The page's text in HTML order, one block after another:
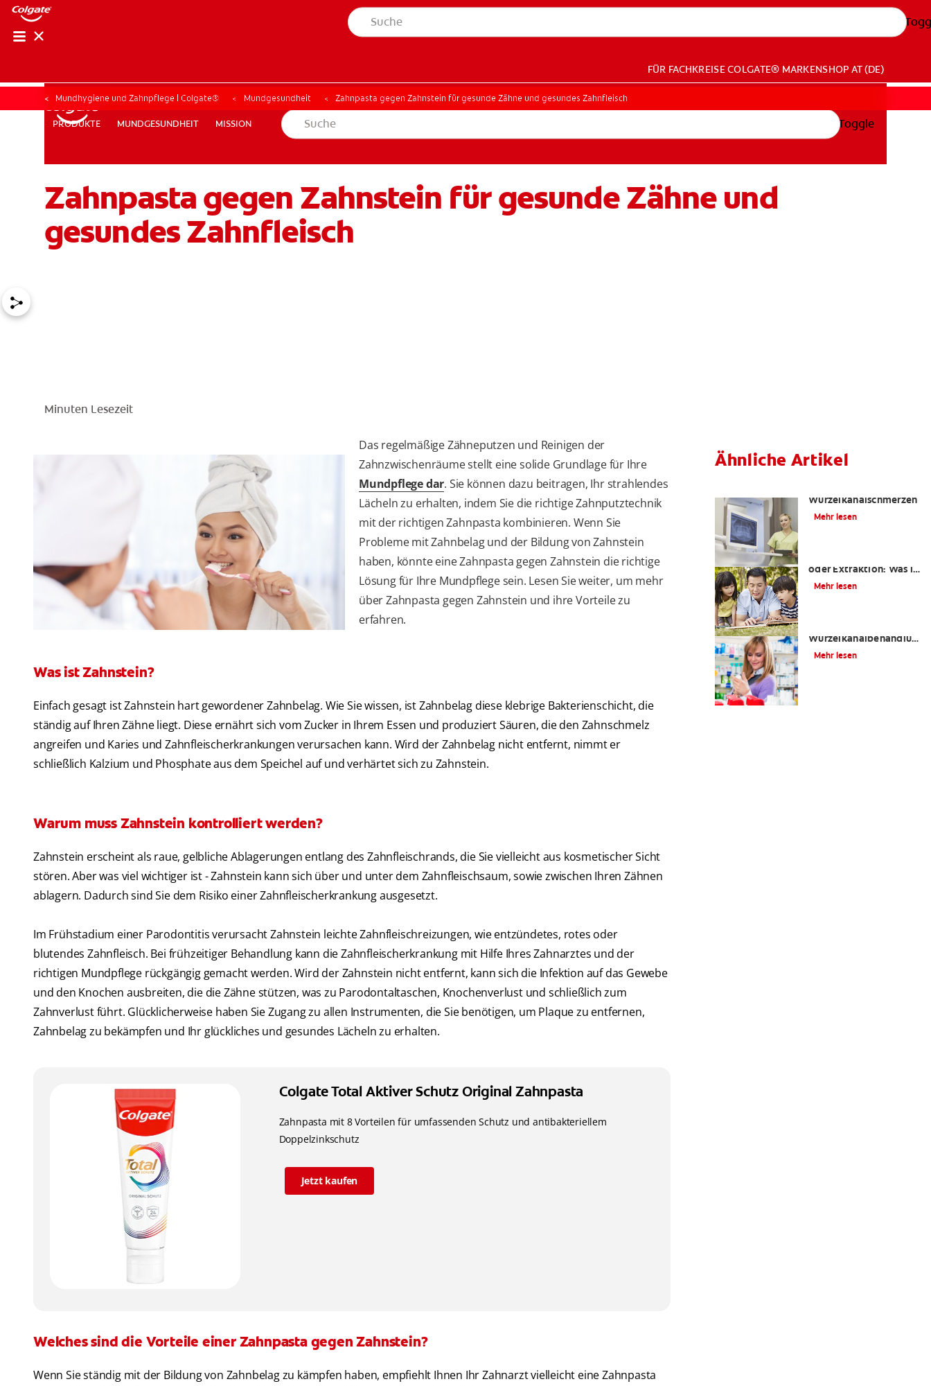
PRODUKTE MUNDGESUNDHEIT MISSION
FÜR FACHKREISE COLGATE® MARKENSHOP AT (DE)
FÜR FACHKREISECOLGATE® MARKENSHOP AT (DE)
PRODUKTE MUNDGESUNDHEIT MISSION Toggle
Mundhygiene und Zahnpflege | Colgate® Mundgesundheit Zahnpasta gegen Zahnstein für gesunde Zähne und gesundes Zahnfleisch
Zahnpasta gegen Zahnstein für gesunde Zähne und
gesundes Zahnfleisch
Minuten Lesezeit
Das regelmäßige Zähneputzen und Reinigen der
Zahnzwischenräume stellt eine solide Grundlage für Ihre
Mundpflege dar. Sie können dazu beitragen, Ihr strahlendes
Lächeln zu erhalten, indem Sie die richtige Zahnputztechnik
mit der richtigen Zahnpasta kombinieren. Wenn Sie
Probleme mit Zahnbelag und der Bildung von Zahnstein
haben, könnte eine Zahnpasta gegen Zahnstein die richtige
Lösung für Ihre Mundpflege sein. Lesen Sie weiter, um mehr
über Zahnpasta gegen Zahnstein und ihre Vorteile zu
erfahren.
Was ist Zahnstein?
Einfach gesagt ist Zahnstein hart gewordener Zahnbelag. Wie Sie wissen, ist Zahnbelag diese klebrige Bakterienschicht, die
ständig auf Ihren Zähne liegt. Diese ernährt sich vom Zucker in Ihrem Essen und produziert Säuren, die den Zahnschmelz
angreifen und Karies und Zahnfleischerkrankungen verursachen kann. Wird der Zahnbelag nicht entfernt, nimmt er
schließlich Kalzium und Phosphate aus dem Speichel auf und verhärtet sich zu Zahnstein.
Warum muss Zahnstein kontrolliert werden?
Zahnstein erscheint als raue, gelbliche Ablagerungen entlang des Zahnfleischrands, die Sie vielleicht aus kosmetischer Sicht
stören. Aber was viel wichtiger ist - Zahnstein kann sich über und unter dem Zahnfleischsaum, sowie zwischen Ihren Zähnen
ablagern. Dadurch sind Sie dem Risiko einer Zahnfleischerkrankung ausgesetzt.
Im Frühstadium einer Parodontitis verursacht Zahnstein leichte Zahnfleischreizungen, wie entzündetes, rotes oder
blutendes Zahnfleisch. Bei frühzeitiger Behandlung kann die Zahnfleischerkrankung mit Hilfe Ihres Zahnarztes und der
richtigen Mundpflege rückgängig gemacht werden. Wird der Zahnstein nicht entfernt, kann sich die Infektion auf das Gewebe
und den Knochen ausbreiten, die die Zähne stützen, was zu Parodontaltaschen, Knochenverlust und schließlich zum
Zahnverlust führt. Glücklicherweise haben Sie Zugang zu allen Instrumenten, die Sie benötigen, um Plaque zu entfernen,
Zahnbelag zu bekämpfen und Ihr glückliches und gesundes Lächeln zu erhalten.
Colgate Total Aktiver Schutz Original Zahnpasta
Zahnpasta mit 8 Vorteilen für umfassenden Schutz und antibakteriellem
Doppelzinkschutz
Jetzt kaufen
Welches sind die Vorteile einer Zahnpasta gegen Zahnstein?
Wenn Sie ständig mit der Bildung von Zahnbelag zu kämpfen haben, empfiehlt Ihnen Ihr Zahnarzt vielleicht eine Zahnpasta
Ähnliche Artikel
Wurzelkanalschmerzen
Mehr lesen
oder Extraktion: Was ist
das Richtige für mich?
Mehr lesen
Wurzelkanalbehandlung
schmerzhaft?
Mehr lesen